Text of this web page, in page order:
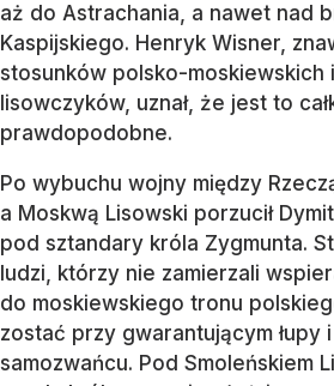
aż do Astrachania, a nawet nad
Kaspijskiego. Henryk Wisner,
stosunków polsko-moskiewskich
lisowczyków, uznał, że jest to
prawdopodobne.
Po wybuchu wojny między
a Moskwą Lisowski porzucił
pod sztandary króla Zygmunta.
ludzi, którzy nie zamierzali
do moskiewskiego tronu
zostać przy gwarantującym łupy
samozwańcu. Pod Smoleńskiem